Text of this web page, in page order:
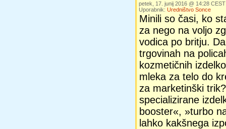
petek, 17. junij 2016 @ 14:28 CEST
Uporabnik: Uredništvo Sonce
Minili so časi, ko
za nego na voljo
vodica po britju.
trgovinah na
kozmetičnih
mleka za telo do
za marketinški
specializirane
booster«, »turbo
lahko kakšnega